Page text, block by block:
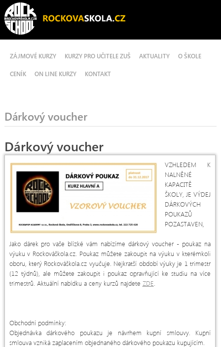
Dárkový voucher
Dárkový voucher
VZHLEDEM K
NALNĚNÉ
KAPACITĚ
ŠKOLY, JE VÝDEJ
DÁRKOVÝCH
POUKAZŮ
POZASTAVEN,
Jako dárek pro vaše blízké vám nabízíme dárkový voucher - poukaz na
výuku v Rockováškola.cz. Poukaz můžete zakoupit na výuku v kterémkoli
oboru, který Rockováškola.cz vyučuje. Nejkratší období výuky je 1 trimestr
(12 týdnů), ale můžete zakoupit i poukaz opravňující ke studiu na více
trimestrů. Aktuální nabídku a ceny kurzů najdete ZDE
Obchodní podmínky:
Objednávka dárkového poukazu je návrhem kupní smlouvy. Kupní
smlouva vzniká zaplacením objednaného dárkového poukazu kupujícím.
ZÁJMOVÉ KURZY KURZY PRO UČITELE ZUŠ AKTUALITY O ŠKOLE
CENÍK ON LINE KURZY KONTAKT